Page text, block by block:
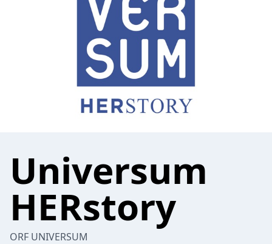
Universum
HERstory
ORF UNIVERSUM